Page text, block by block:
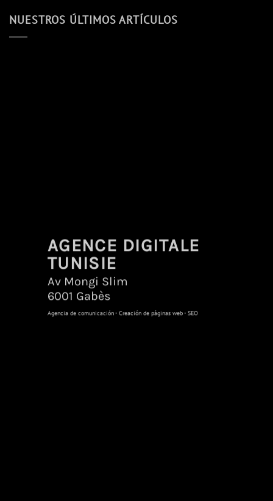
NUESTROS ÚLTIMOS ARTÍCULOS
AGENCE DIGITALE
TUNISIE
Av Mongi Slim
6001 Gabès
Agencia de comunicación - Creación de páginas web - SEO